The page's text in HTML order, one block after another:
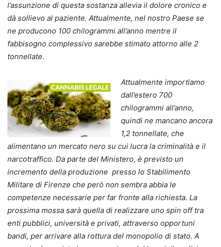
l’assunzione di questa sostanza allevia il dolore cronico e
dà sollievo al paziente. Attualmente, nel nostro Paese se
ne producono 100 chilogrammi all’anno mentre il
fabbisogno complessivo sarebbe stimato attorno alle 2
tonnellate.
Attualmente importiamo
dall’estero 700
chilogrammi all’anno,
quindi ne mancano ancora
1,2 tonnellate, che
alimentano un mercato nero su cui lucra la criminalità e il
narcotraffico. Da parte del Ministero, è previsto un
incremento della produzione presso lo Stabilimento
Militare di Firenze che però non sembra abbia le
competenze necessarie per far fronte alla richiesta. La
prossima mossa sarà quella di realizzare uno spin off tra
enti pubblici, università e privati, attraverso opportuni
bandi, per arrivare alla rottura del monopolio di stato. A